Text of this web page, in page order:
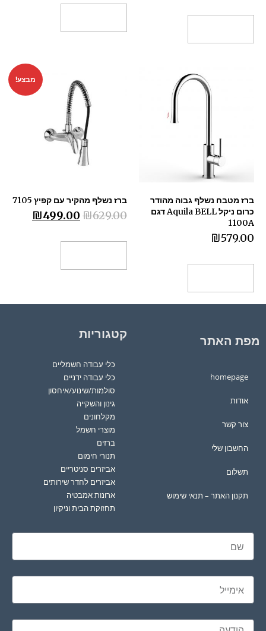
ברז מטבח נשלף גבוה מהודר
כרום ניקל Aquila BELL דגם
1100A
₪579.00
מבצע!
ברז נשלף מהקיר עם קפיץ 7105
₪629.00
₪499.00
מפת האתר
homepage
אודות
צור קשר
החשבון שלי
תשלום
תקנון האתר – תנאי שימוש
קטגוריות
כלי עבודה חשמליים
כלי עבודה ידניים
סולמות/שינוע/איחסון
גינון והשקייה
מקלחונים
מוצרי חשמל
ברזים
תנורי חימום
אביזרים סניטריים
אביזרים לחדר שירותים
ארונות אמבטיה
תחזוקת הבית וניקיון